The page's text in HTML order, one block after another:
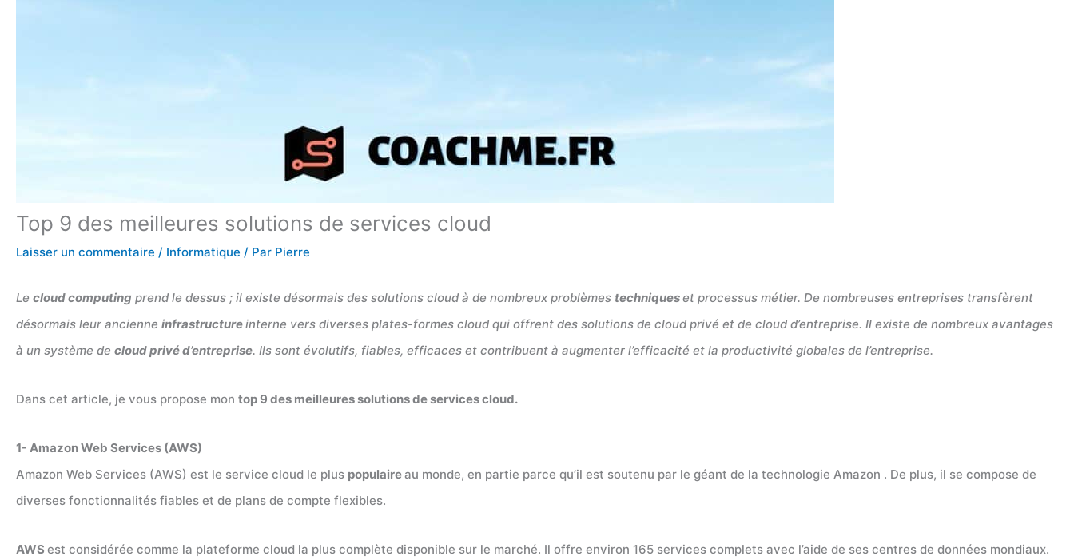
Top 9 des meilleures solutions de services cloud
Laisser un commentaire / Informatique / Par Pierre
Le cloud computing prend le dessus ; il existe désormais des solutions cloud à de nombreux problèmes techniqueset processus métier. De nombreuses entreprises transfèrent
désormais leur ancienne infrastructureinterne vers diverses plates-formes cloud qui offrent des solutions de cloud privé et de cloud d’entreprise. Il existe de nombreux avantages
à un système de cloud privé d’entreprise. Ils sont évolutifs, fiables, efficaces et contribuent à augmenter l’efficacité et la productivité globales de l’entreprise.
Dans cet article, je vous propose mon top 9 des meilleures solutions de services cloud.
1- Amazon Web Services (AWS)
Amazon Web Services (AWS) est le service cloud le plus populaireau monde, en partie parce qu’il est soutenu par le géant de la technologie Amazon . De plus, il se compose de
diverses fonctionnalités fiables et de plans de compte flexibles.
AWS est considérée comme la plateforme cloud la plus complète disponible sur le marché. Il offre environ 165 services complets avec l’aide de ses centres de données mondiaux.